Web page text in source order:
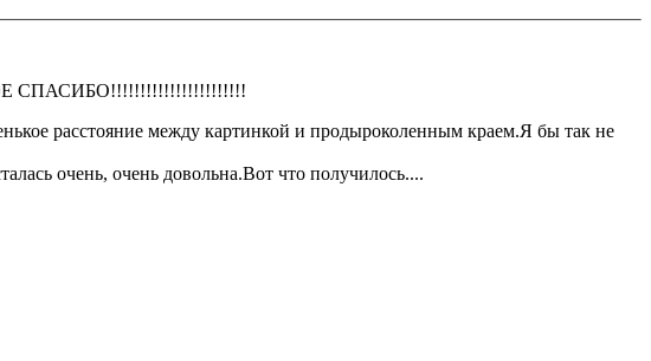
СПАСИБО!!!!!!!!!!!!!!!!!!!!!!!
расстояние между картинкой и продыроколенным краем.Я бы так не
очень, очень довольна.Вот что получилось....